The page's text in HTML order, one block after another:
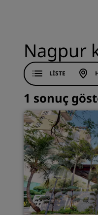
Nagpur
LISTE
1 sonuç